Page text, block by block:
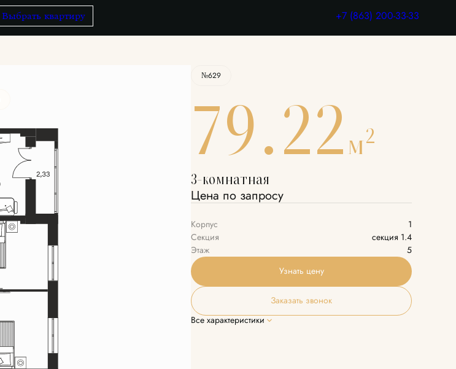
Выбрать квартиру +7 (863) 200-33-33
Узнать цену
№629
79.22м2
3-комнатная
Цена по запросу
Корпус
1
Секция
секция 1.4
Этаж
5
Узнать цену
Заказать звонок
Все характеристики